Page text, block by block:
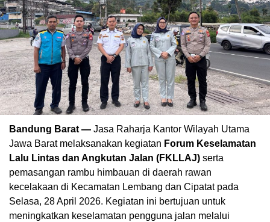
Bandung Barat — Jasa Raharja Kantor Wilayah Utama
Jawa Barat melaksanakan kegiatan Forum Keselamatan
Lalu Lintas dan Angkutan Jalan (FKLLAJ) serta
pemasangan rambu himbauan di daerah rawan
kecelakaan di Kecamatan Lembang dan Cipatat pada
Selasa, 28 April 2026. Kegiatan ini bertujuan untuk
meningkatkan keselamatan pengguna jalan melalui